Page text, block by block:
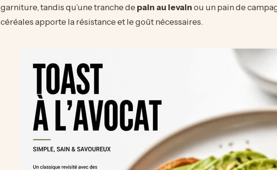
garniture, tandis qu’une tranche de pain au levainou un pain de
céréales apporte la résistance et le goût nécessaires.